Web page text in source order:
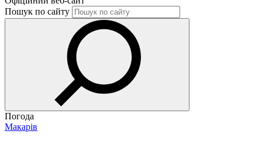
Пошук по сайту
Погода
Макарів